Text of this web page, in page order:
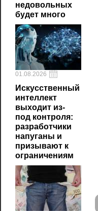
недовольных
будет много
01.08.2026
Искусственный
интеллект
выходит из-
под контроля:
разработчики
напуганы и
призывают к
ограничениям